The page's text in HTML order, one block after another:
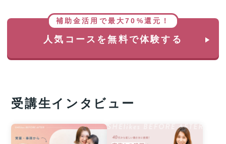
補助金活用で最大70%還元！
人気コースを無料で体験する
受講生インタビュー